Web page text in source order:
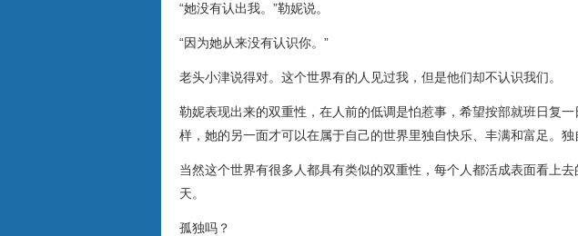
“她没有认出我。”勒妮说。
“因为她从来没有认识你。”
老头小津说得对。这个世界有的人见过我，但是他们却不认识我们。
勒妮表现出来的双重性，在人前的低调是怕惹事，希望按部就班日复
样，她的另一面才可以在属于自己的世界里独自快乐、丰满和富足。独
当然这个世界有很多人都具有类似的双重性，每个人都活成表面看上
天。
孤独吗？